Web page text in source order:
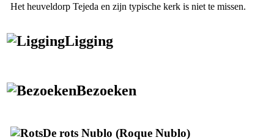
Het heuveldorp Tejeda en zijn typische kerk is niet te missen.
Ligging
Bezoeken
De rots Nublo (Roque Nublo)